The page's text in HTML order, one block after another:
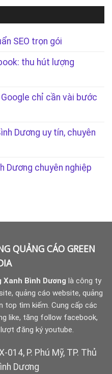
SEO trọn gói
thu hút lượng
chỉ cần vài bước
Dương uy tín, chuyên
Dương chuyên nghiệp
QUẢNG CÁO GREEN
Bình Dương là công ty
quảng cáo website, quảng
top tìm kiếm. Cung cấp các
like, tăng follow facebook,
đăng ký youtube.
P. Phú Mỹ, TP. Thủ
Dương